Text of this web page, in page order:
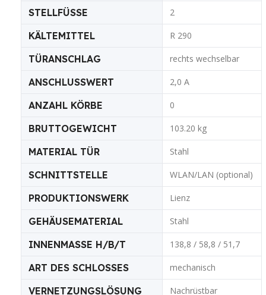
STELLFÜSSE 2
KÄLTEMITTEL R 290
TÜRANSCHLAG rechts wechselbar
ANSCHLUSSWERT 2,0 A
ANZAHL KÖRBE 0
BRUTTOGEWICHT 103.20 kg
MATERIAL TÜR Stahl
SCHNITTSTELLE WLAN/LAN (optional)
PRODUKTIONSWERK Lienz
GEHÄUSEMATERIAL Stahl
INNENMASSE H/B/T 138,8 / 58,8 / 51,7
ART DES SCHLOSSES mechanisch
VERNETZUNGSLÖSUNG Nachrüstbar